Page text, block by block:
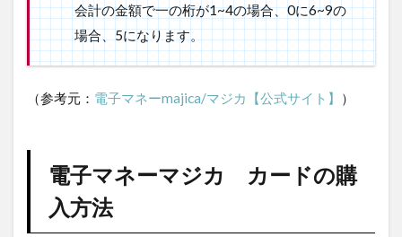
こち
らを
クリ
ック
3.3
③す
ード
をお
持ち
会計の金額で一の桁が1~4の場合、0に6~9の
場合、5になります。
（参考元： 電子マネーmajica/マジカ【公式サイト】 ）
電子マネーマジカ カードの購
入方法